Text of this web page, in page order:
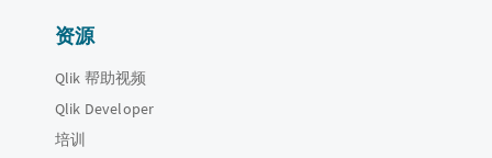
资源
Qlik 帮助视频
Qlik Developer
培训